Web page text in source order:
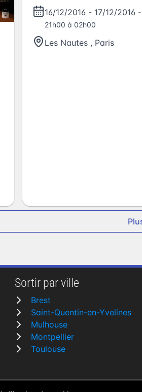
16/12/2016 - 17/12/2016
21h00 à 02h00
Les Nautes , Paris
Sortir par ville
Brest
Saint-Quentin-en-Yvelines
Mulhouse
Montpellier
Toulouse